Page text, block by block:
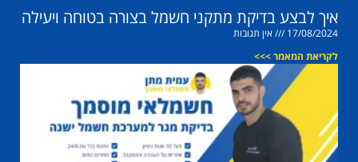
איך לבצע בדיקת מתקני חשמל בצורה בטוחה ויעילה
17/08/2024
אין תגובות
לקריאת המאמר >>>